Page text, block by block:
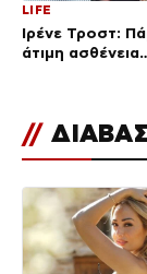
LIFE
Ιρένε Τροστ:
άτιμη
//